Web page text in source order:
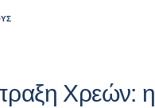
Χρεών: η